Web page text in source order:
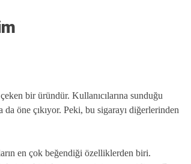
bir üründür. Kullanıcılarına sunduğu
öne çıkıyor. Peki, bu sigarayı diğerlerinden
en çok beğendiği özelliklerden biri.